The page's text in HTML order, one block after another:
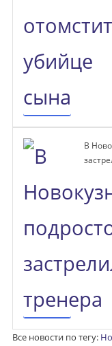
В
Все новости по тегу: